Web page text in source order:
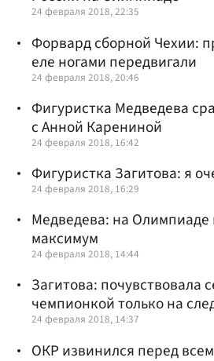
24 февраля 2018, 22:35
Форвард сборной Чехии:
еле ногами передвигали
24 февраля 2018, 20:46
Фигуристка Медведева
с Анной Карениной
24 февраля 2018, 16:42
Фигуристка Загитова: я
24 февраля 2018, 16:29
Медведева: на
максимум
24 февраля 2018, 14:44
Загитова: почувствовала
чемпионкой только на
24 февраля 2018, 14:37
ОКР извинился перед